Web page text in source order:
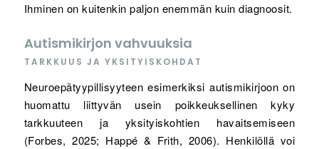
Ihminen on kuitenkin paljon enemmän kuin diagnoosit.
Autismikirjon vahvuuksia
TARKKUUS JA YKSITYISKOHDAT
Neuroepätyypillisyyteen esimerkiksi autismikirjoon on
huomattu liittyvän usein poikkeuksellinen kyky
tarkkuuteen ja yksityiskohtien havaitsemiseen
(Forbes, 2025; Happé & Frith, 2006). Henkilöllä voi